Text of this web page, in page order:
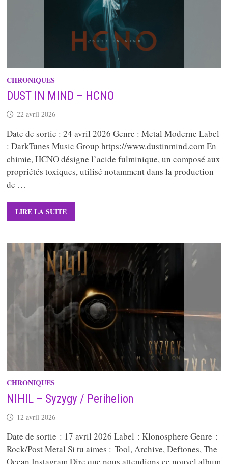
CHRONIQUES
DUST IN MIND – HCNO
22 avril 2026
Date de sortie : 24 avril 2026 Genre : Metal Moderne Label
: DarkTunes Music Group https://www.dustinmind.com En
chimie, HCNO désigne l’acide fulminique, un composé aux
propriétés toxiques, utilisé notamment dans la production
de …
DUST
IN
MIND
LIRE LA SUITE
CHRONIQUES
NIHIL – Syzygy / Perihelion
12 avril 2026
Date de sortie : 17 avril 2026 Label : Klonosphere Genre :
Rock/Post Metal Si tu aimes : Tool, Archive, Deftones, The
Ocean Instagram Dire que nous attendions ce nouvel album